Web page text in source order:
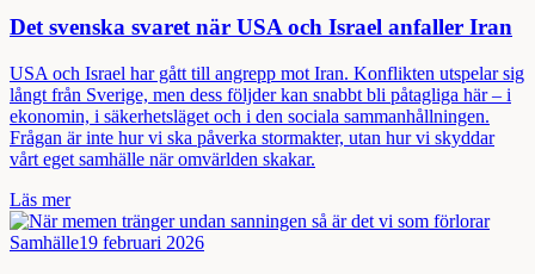
Det svenska svaret när USA och Israel anfaller Iran
USA och Israel har gått till angrepp mot Iran. Konflikten utspelar sig
långt från Sverige, men dess följder kan snabbt bli påtagliga här – i
ekonomin, i säkerhetsläget och i den sociala sammanhållningen.
Frågan är inte hur vi ska påverka stormakter, utan hur vi skyddar
vårt eget samhälle när omvärlden skakar.
Läs mer
Samhälle19 februari 2026